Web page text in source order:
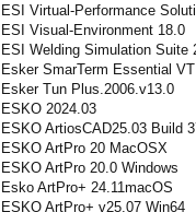
ESI Virtual-Performance
ESI Visual-Environment 18.0
ESI Welding Simulation Suite
Esker SmarTerm Essential
Esker Tun Plus.2006.v13.0
ESKO 2024.03
ESKO ArtiosCAD25.03 Build
ESKO ArtPro 20 MacOSX
ESKO ArtPro 20.0 Windows
Esko ArtPro+ 24.11macOS
ESKO ArtPro+ v25.07 Win64